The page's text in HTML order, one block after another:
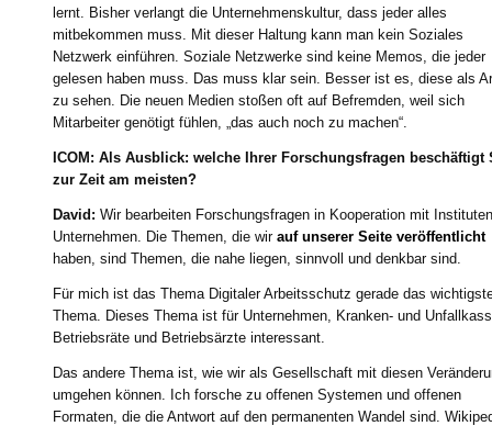
lernt. Bisher verlangt die Unternehmenskultur, dass jeder alles
mitbekommen muss. Mit dieser Haltung kann man kein Soziales
Netzwerk einführen. Soziale Netzwerke sind keine Memos, die jeder
gelesen haben muss. Das muss klar sein. Besser ist es, diese als
zu sehen. Die neuen Medien stoßen oft auf Befremden, weil sich
Mitarbeiter genötigt fühlen, „das auch noch zu machen“.
ICOM: Als Ausblick: welche Ihrer Forschungsfragen beschäftigt
zur Zeit am meisten?
David: Wir bearbeiten Forschungsfragen in Kooperation mit
Unternehmen. Die Themen, die wir auf unserer Seite veröffentlicht
haben, sind Themen, die nahe liegen, sinnvoll und denkbar sind.
Für mich ist das Thema Digitaler Arbeitsschutz gerade das
Thema. Dieses Thema ist für Unternehmen, Kranken- und
Betriebsräte und Betriebsärzte interessant.
Das andere Thema ist, wie wir als Gesellschaft mit diesen
umgehen können. Ich forsche zu offenen Systemen und offenen
Formaten, die die Antwort auf den permanenten Wandel sind.